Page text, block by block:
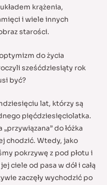
krążenia,
i wiele innych
starości.
do życia
sześćdziesiąty rok
być?
lat, którzy są
pięćdziesięciolatka.
do łóżka
chodzić. Wtedy, jako
pokrzywę z pod płotu i
ciele od pasa w dół i całą
zaczęły wychodzić po